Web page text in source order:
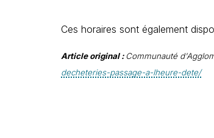
Ces horaires sont également
Article original :Communauté
decheteries-passage-a-lheure-dete/